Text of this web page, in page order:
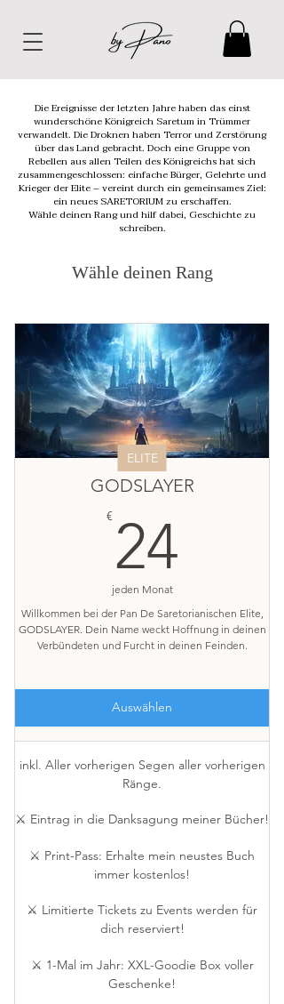
Die Ereignisse der letzten Jahre haben das einst
wunderschöne Königreich Saretum in Trümmer
verwandelt. Die Droknen haben Terror und Zerstörung
über das Land gebracht. Doch eine Gruppe von
Rebellen aus allen Teilen des Königreichs hat sich
zusammengeschlossen: einfache Bürger, Gelehrte und
Krieger der Elite – vereint durch ein gemeinsames Ziel:
ein neues SARETORIUM zu erschaffen.
Wähle deinen Rang und hilf dabei, Geschichte zu
schreiben.
Wähle deinen Rang
ELITE
GODSLAYER
€ 24
jeden Monat
Willkommen bei der Pan De Saretorianischen Elite,
GODSLAYER. Dein Name weckt Hoffnung in deinen
Verbündeten und Furcht in deinen Feinden.
Auswählen
inkl. Aller vorherigen Segen aller vorherigen
Ränge.
⚔️ Eintrag in die Danksagung meiner Bücher!
⚔️ Print-Pass: Erhalte mein neustes Buch
immer kostenlos!
⚔️ Limitierte Tickets zu Events werden für
dich reserviert!
⚔️ 1-Mal im Jahr: XXL-Goodie Box voller
Geschenke!